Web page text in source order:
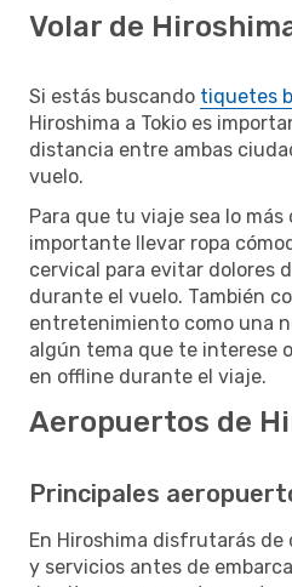
Volar de
Si estás buscando tiquetes
Hiroshima a Tokio es
distancia entre ambas
vuelo.
Para que tu viaje sea lo
importante llevar ropa
cervical para evitar dolores
durante el vuelo. También
entretenimiento como una
algún tema que te interese
en offline durante el viaje.
Aeropuertos de
Principales
En Hiroshima disfrutarás
y servicios antes de